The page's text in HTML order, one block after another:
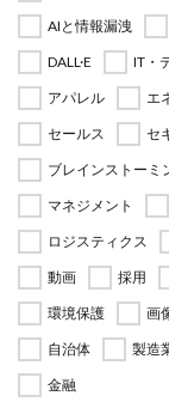
AIと情報漏洩
DALL·E
IT・
アパレル
エ
セールス
セ
ブレインストーミ
マネジメント
ロジスティクス
動画
採用
環境保護
画
自治体
製造
金融